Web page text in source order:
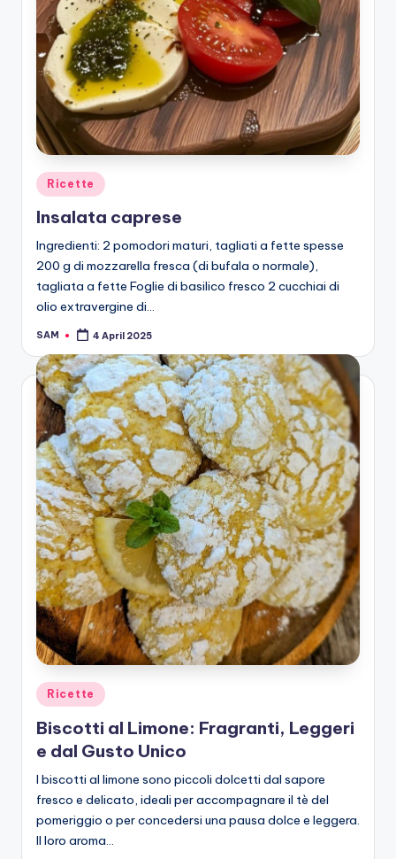
Posted
in
Ricette
Insalata caprese
Ingredienti: 2 pomodori maturi, tagliati a fette spesse
200 g di mozzarella fresca (di bufala o normale),
tagliata a fette Foglie di basilico fresco 2 cucchiai di
olio extravergine di…
Posted
SAM 4 April 2025
Posted
Ricette
Biscotti al Limone: Fragranti, Leggeri
e dal Gusto Unico
I biscotti al limone sono piccoli dolcetti dal sapore
fresco e delicato, ideali per accompagnare il tè del
pomeriggio o per concedersi una pausa dolce e leggera.
Il loro aroma…